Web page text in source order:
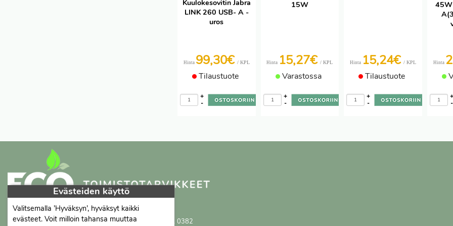
Kuulokesovitin Jabra
LINK 260 USB- A -
uros
Hinta 99,30€ / KPL
Tilaustuote
-
+
15W
Hinta 15,27€/ KPL
Varastossa
-
+
Hinta 15,24€/ KPL
Tilaustuote
-
+
45W
Hinta
-
+
Proficient Co OyFI07452333
Ma-To 8-16, Pe 8-15 | myynti@proficient.fi | Puh: 050 341 0382
Evästeiden käyttö
Valitsemalla ’Hyväksyn’, hyväksyt kaikki
evästeet. Voit milloin tahansa muuttaa